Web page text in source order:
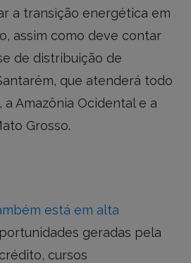
a transição energética em
assim como deve contar
de distribuição de
que atenderá todo
Amazônia Ocidental e a
Grosso.
está em alta
geradas pela
cursos